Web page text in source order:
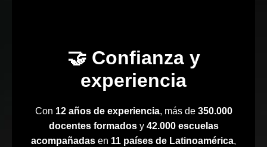
🤝 Confianza y
experiencia
Con 12 años de experiencia, más de 350.000
docentes formadosy 42.000 escuelas
acompañadas en 11 países de Latinoamérica,